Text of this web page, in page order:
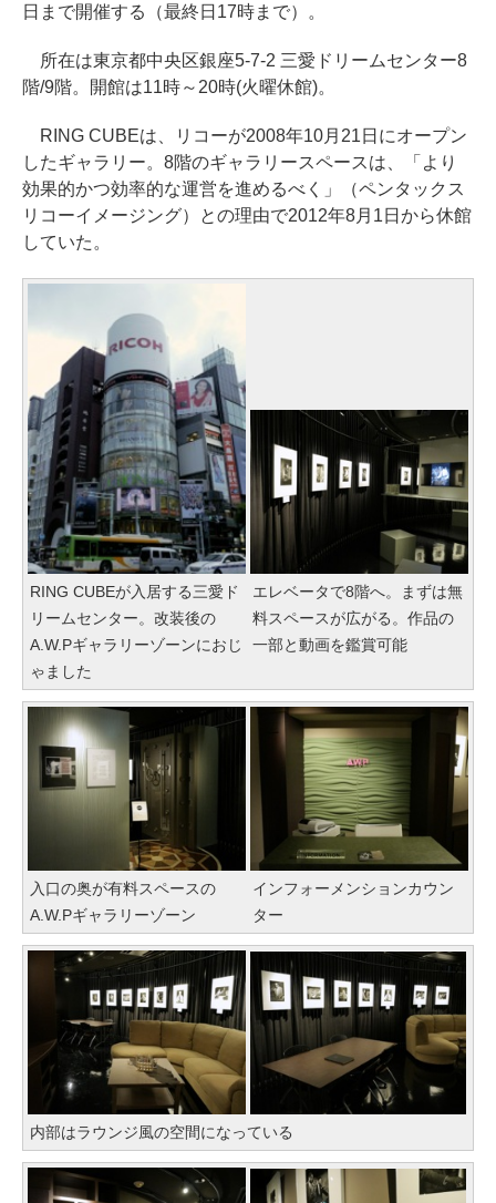
日まで開催する（最終日17時まで）。
所在は東京都中央区銀座5-7-2 三愛ドリームセンター8
階/9階。開館は11時～20時(火曜休館)。
RING CUBEは、リコーが2008年10月21日にオープン
したギャラリー。8階のギャラリースペースは、「より
効果的かつ効率的な運営を進めるべく」（ペンタックス
リコーイメージング）との理由で2012年8月1日から休館
していた。
RING CUBEが入居する三愛ド
リームセンター。改装後の
A.W.Pギャラリーゾーンにおじ
ゃました
エレベータで8階へ。まずは無
料スペースが広がる。作品の
一部と動画を鑑賞可能
入口の奥が有料スペースの
A.W.Pギャラリーゾーン
インフォーメンションカウン
ター
内部はラウンジ風の空間になっている